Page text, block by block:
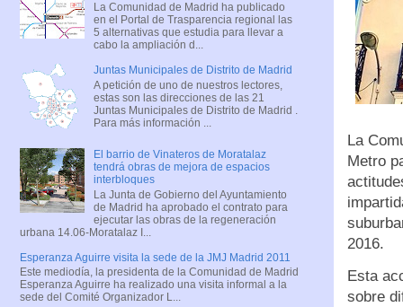
La
Metro
2016.
Esta
sobre
La Comunidad de Madrid ha publicado
en el Portal de Trasparencia regional las
5 alternativas que estudia para llevar a
cabo la ampliación d...
Juntas Municipales de Distrito de Madrid
A petición de uno de nuestros lectores,
estas son las direcciones de las 21
Juntas Municipales de Distrito de Madrid .
Para más información ...
El barrio de Vinateros de Moratalaz
tendrá obras de mejora de espacios
interbloques
La Junta de Gobierno del Ayuntamiento
de Madrid ha aprobado el contrato para
ejecutar las obras de la regeneración
urbana 14.06-Moratalaz I...
Esperanza Aguirre visita la sede de la JMJ Madrid 2011
Este mediodía, la presidenta de la Comunidad de Madrid
Esperanza Aguirre ha realizado una visita informal a la
sede del Comité Organizador L...